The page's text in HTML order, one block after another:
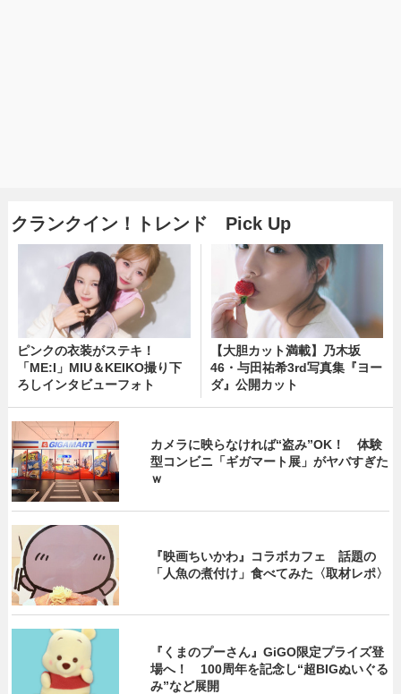
クランクイン！トレンド Pick Up
ピンクの衣装がステキ！
「ME:I」MIU＆KEIKO撮り下
ろしインタビューフォト
【大胆カット満載】乃木坂
46・与田祐希3rd写真集『ヨー
ダ』公開カット
カメラに映らなければ“盗み”OK！ 体験
型コンビニ「ギガマート展」がヤバすぎた
ｗ
『映画ちいかわ』コラボカフェ 話題の
「人魚の煮付け」食べてみた〈取材レポ〉
『くまのプーさん』GiGO限定プライズ登
場へ！ 100周年を記念し“超BIGぬいぐる
み”など展開